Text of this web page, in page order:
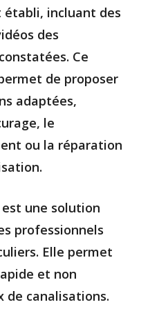
incluant des
des
Ce
de proposer
adaptées,
le
ou la réparation
est une solution
professionnels
Elle permet
et non
de canalisations.